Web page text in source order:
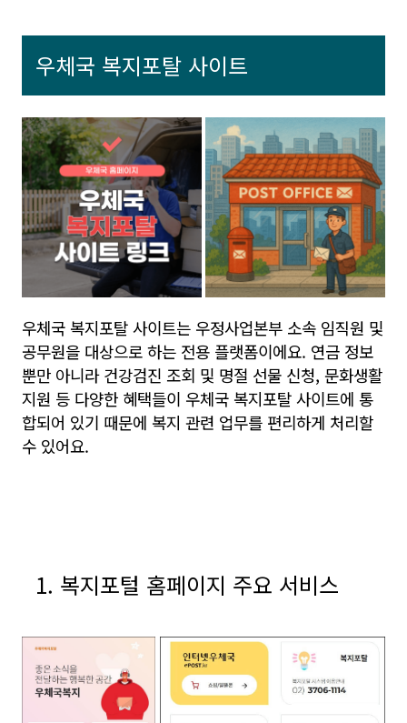
우체국 복지포탈 사이트
우체국 복지포탈 사이트는 우정사업본부 소속 임직원 및
공무원을 대상으로 하는 전용 플랫폼이에요. 연금 정보
뿐만 아니라 건강검진 조회 및 명절 선물 신청, 문화생활
지원 등 다양한 혜택들이 우체국 복지포탈 사이트에 통
합되어 있기 때문에 복지 관련 업무를 편리하게 처리할
수 있어요.
1. 복지포털 홈페이지 주요 서비스